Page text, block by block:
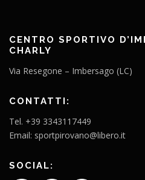
CENTRO SPORTIVO
CHARLY
Via Resegone – Imbersago (LC)
CONTATTI:
Tel. +39 3343117449
Email: sportpirovano@libero.it
SOCIAL: